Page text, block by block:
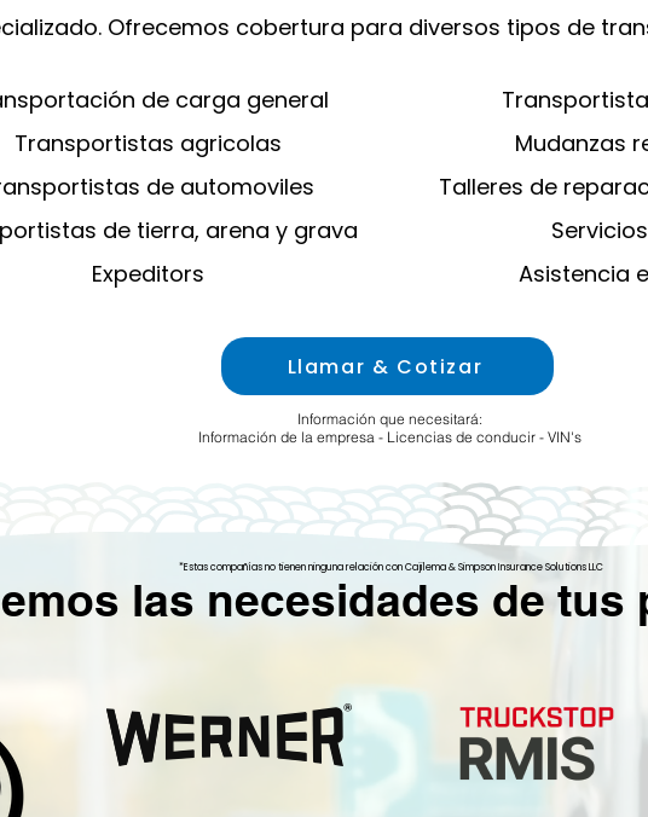
Ofrecemos cobertura para diversos tipos de
de carga general
Transportistas agricolas
de automoviles
de tierra, arena y grava
Expeditors
Mudanzas
Talleres de
Asistencia
Llamar & Cotizar
Información que necesitará:
Información de la empresa - Licencias de conducir - VIN's
las necesidades de tus
*Estas compañías no tienen ninguna relación con Cajilema & Simpson Insurance Solutions LLC